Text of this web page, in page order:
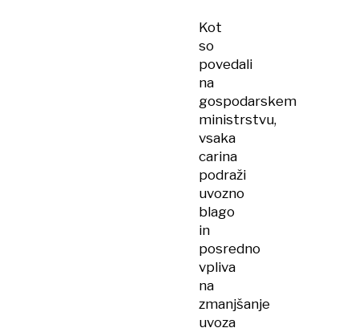
Kot
so
povedali
na
gospodarskem
ministrstvu,
vsaka
carina
podraži
uvozno
blago
in
posredno
vpliva
na
zmanjšanje
uvoza